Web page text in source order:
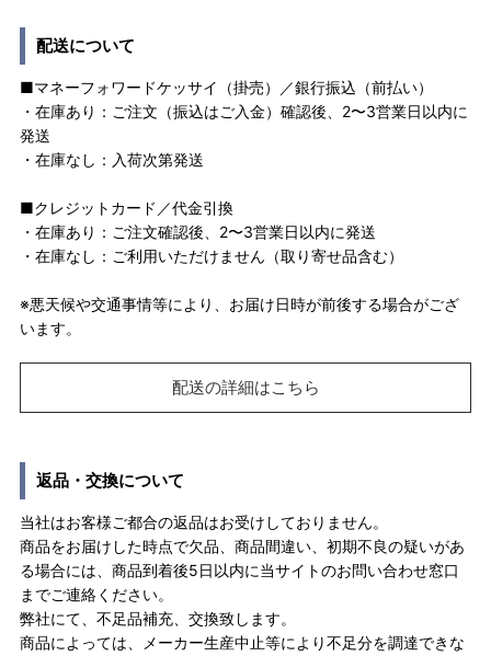
配送について
■マネーフォワードケッサイ（掛売）／銀行振込（前払い）
・在庫あり：ご注文（振込はご入金）確認後、2〜3営業日以内に
発送
・在庫なし：入荷次第発送
■クレジットカード／代金引換
・在庫あり：ご注文確認後、2〜3営業日以内に発送
・在庫なし：ご利用いただけません（取り寄せ品含む）
※悪天候や交通事情等により、お届け日時が前後する場合がござ
います。
配送の詳細はこちら
返品・交換について
当社はお客様ご都合の返品はお受けしておりません。
商品をお届けした時点で欠品、商品間違い、初期不良の疑いがあ
る場合には、商品到着後5日以内に当サイトのお問い合わせ窓口
までご連絡ください。
弊社にて、不足品補充、交換致します。
商品によっては、メーカー生産中止等により不足分を調達できな